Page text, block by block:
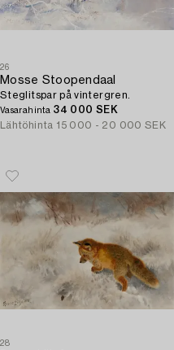
26
Mosse Stoopendaal
Steglitspar på vintergren.
Vasarahinta 34 000 SEK
Lähtöhinta 15 000 - 20 000 SEK
28